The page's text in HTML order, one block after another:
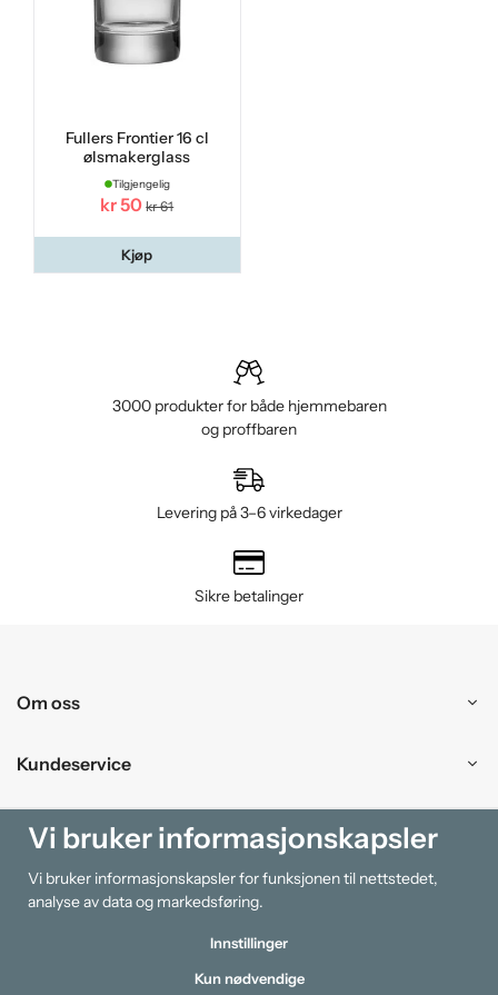
Fullers Frontier 16 cl
ølsmakerglass
Tilgjengelig
kr 50 kr 61
Kjøp
3000 produkter for både hjemmebaren
og proffbaren
Levering på 3–6 virkedager
Sikre betalinger
Om oss
Kundeservice
Kjøpesenter
Information
Vi bruker informasjonskapsler
Vi bruker informasjonskapsler for funksjonen til nettstedet,
analyse av data og markedsføring.
Innstillinger
Kun nødvendige